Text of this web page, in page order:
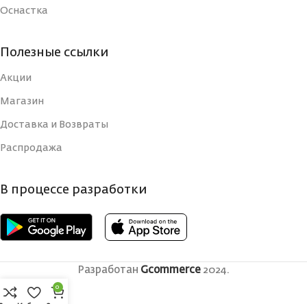
Оснастка
Полезные ссылки
Акции
Магазин
Доставка и Возвраты
Распродажа
В процессе разработки
Разработан Gcommerce 2024.
0